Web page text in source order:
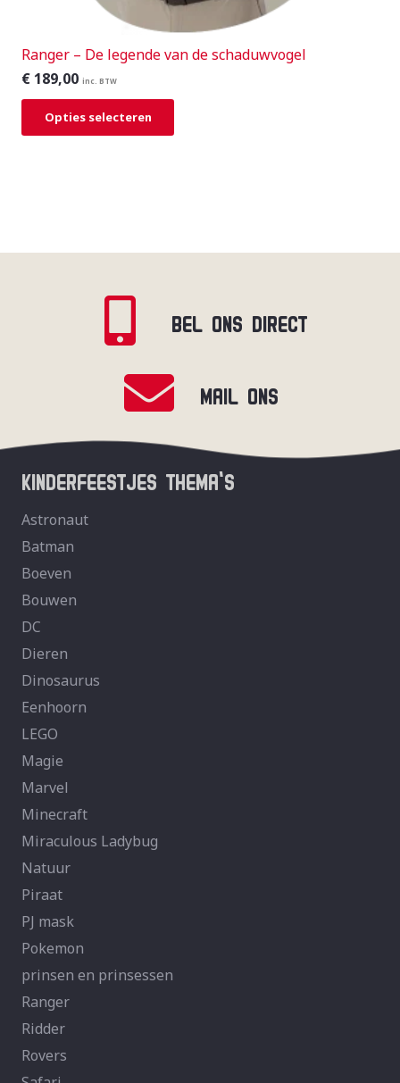
Ranger – De legende van de schaduwvogel
€ 189,00 inc. BTW
Opties selecteren
BEL ONS DIRECT
MAIL ONS
KINDERFEESTJES THEMA’S
Astronaut
Batman
Boeven
Bouwen
DC
Dieren
Dinosaurus
Eenhoorn
LEGO
Magie
Marvel
Minecraft
Miraculous Ladybug
Natuur
Piraat
PJ mask
Pokemon
prinsen en prinsessen
Ranger
Ridder
Rovers